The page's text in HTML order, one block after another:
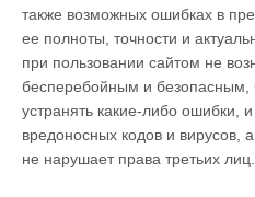
также возможных ошибках в
ее полноты, точности и
при пользовании сайтом не
бесперебойным и безопасным,
устранять какие-либо ошибки,
вредоносных кодов и вирусов,
не нарушает права третьих лиц.